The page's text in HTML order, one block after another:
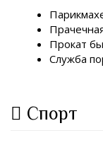
Прокат
Служба
Спорт